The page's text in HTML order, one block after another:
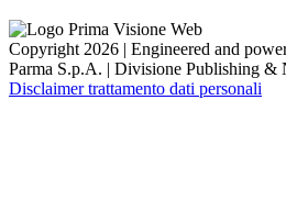
Copyright 2026 | Engineered and
Parma S.p.A. | Divisione Publishing &
Disclaimer trattamento dati personali